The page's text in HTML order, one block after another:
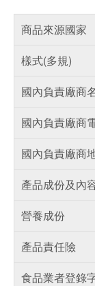
商品來源國家
樣式(多規)
國內負責廠商
國內負責廠商
國內負責廠商
產品成份及內
營養成份
產品責任險
食品業者登錄